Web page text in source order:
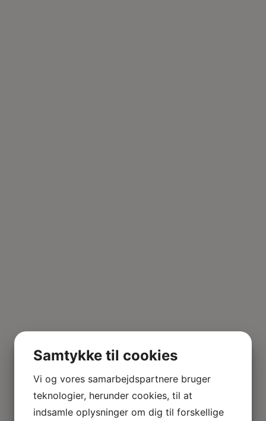
Samtykke til cookies
Vi og vores samarbejdspartnere bruger
teknologier, herunder cookies, til at
indsamle oplysninger om dig til forskellige